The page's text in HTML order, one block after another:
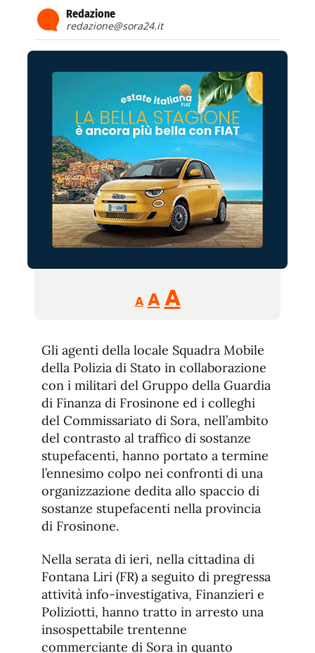
Redazione
redazione@sora24.it
A
Reducir
tamaño
A Restablecer
de
fuente
AAumentar
de
fuente.
Gli agenti della locale Squadra Mobile
della Polizia di Stato in collaborazione
con i militari del Gruppo della Guardia
di Finanza di Frosinone ed i colleghi
del Commissariato di Sora, nell’ambito
del contrasto al traffico di sostanze
stupefacenti, hanno portato a termine
l’ennesimo colpo nei confronti di una
organizzazione dedita allo spaccio di
sostanze stupefacenti nella provincia
di Frosinone.
Nella serata di ieri, nella cittadina di
Fontana Liri (FR) a seguito di pregressa
attività info-investigativa, Finanzieri e
Poliziotti, hanno tratto in arresto una
insospettabile trentenne
commerciante di Sora in quanto